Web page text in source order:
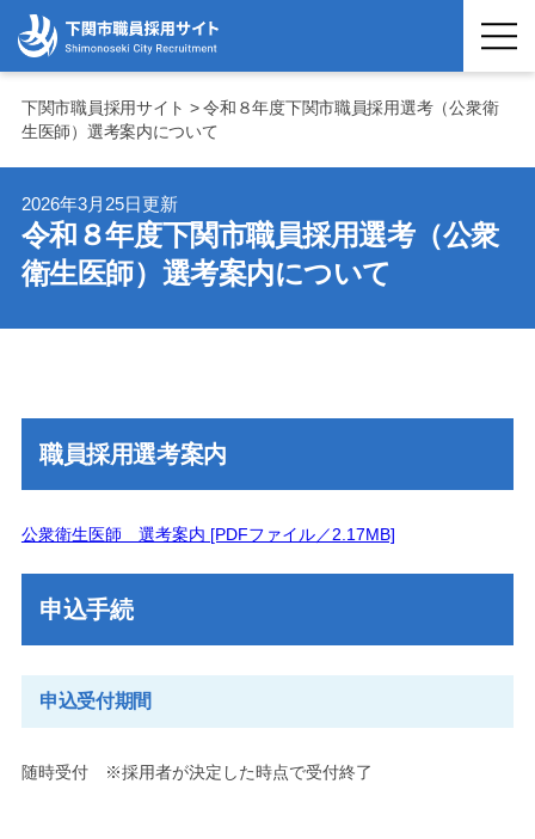
下関市職員採用サイト > 令和８年度下関市職員採用選考（公衆衛
生医師）選考案内について
2026年3月25日更新
令和８年度下関市職員採用選考（公衆
衛生医師）選考案内について
職員採用選考案内
公衆衛生医師 選考案内 [PDFファイル／2.17MB]
申込手続
申込受付期間
随時受付 ※採用者が決定した時点で受付終了